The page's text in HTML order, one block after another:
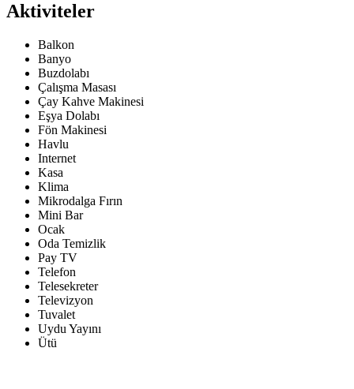
Aktiviteler
Balkon
Banyo
Buzdolabı
Çalışma Masası
Çay Kahve Makinesi
Eşya Dolabı
Fön Makinesi
Havlu
Internet
Kasa
Klima
Mikrodalga Fırın
Mini Bar
Ocak
Oda Temizlik
Pay TV
Telefon
Telesekreter
Televizyon
Tuvalet
Uydu Yayını
Ütü